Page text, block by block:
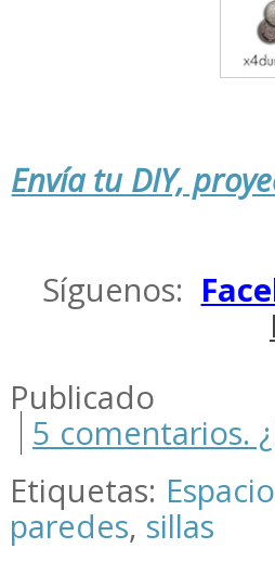
Envía tu DIY,
Síguenos:
5 comentarios.
Etiquetas:
paredes, sillas